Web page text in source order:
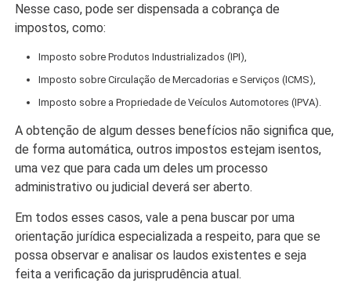
Nesse caso, pode ser dispensada a cobrança de
impostos, como:
Imposto sobre Produtos Industrializados (IPI),
Imposto sobre Circulação de Mercadorias e Serviços (ICMS),
Imposto sobre a Propriedade de Veículos Automotores (IPVA).
A obtenção de algum desses benefícios não significa que,
de forma automática, outros impostos estejam isentos,
uma vez que para cada um deles um processo
administrativo ou judicial deverá ser aberto.
Em todos esses casos, vale a pena buscar por uma
orientação jurídica especializada a respeito, para que se
possa observar e analisar os laudos existentes e seja
feita a verificação da jurisprudência atual.